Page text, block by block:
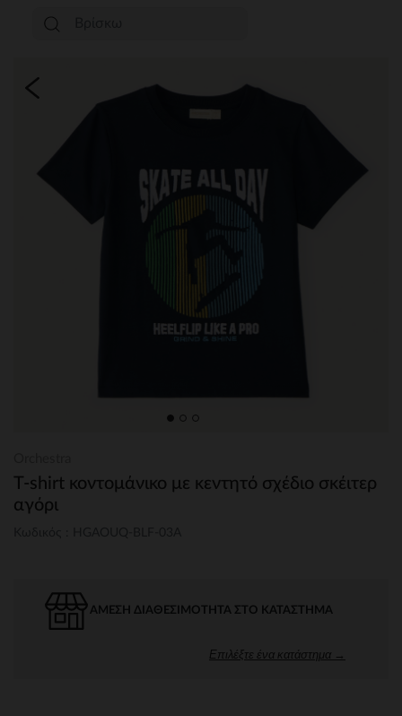
T-shirt κοντομάνικο με κεντητό σχέδιο σκέιτερ
αγόρι
ΆΜΕΣΗ ΔΙΑΘΕΣΙΜΌΤΗΤΑ ΣΤΟ ΚΑΤΆΣΤΗΜΑ
Επιλέξτε ένα κατάστημα →